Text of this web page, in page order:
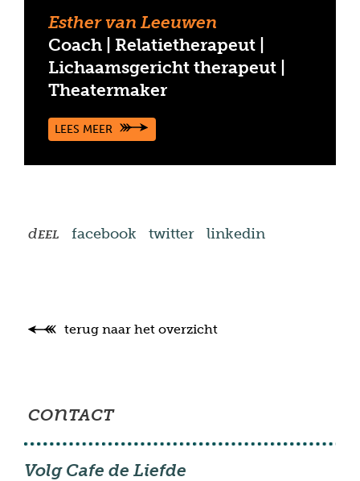
Esther van Leeuwen
Coach | Relatietherapeut |
Lichaamsgericht therapeut |
Theatermaker
LEES MEER
dEEL facebook twitter linkedin
terug naar het overzicht
conTACT
Volg Cafe de Liefde